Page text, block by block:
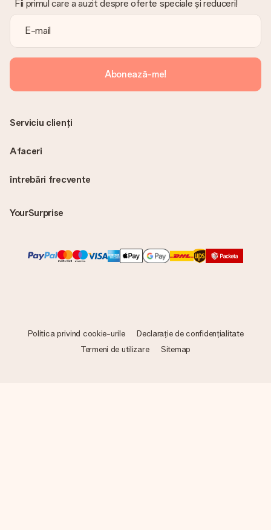
Fii primul care a auzit despre oferte speciale și reduceri!
Abonează-me!
întrebări frecvente
YourSurprise
Serviciu clienți
Afaceri
Politica privind cookie-urile
Declarație de confidențialitate
Termeni de utilizare
Sitemap